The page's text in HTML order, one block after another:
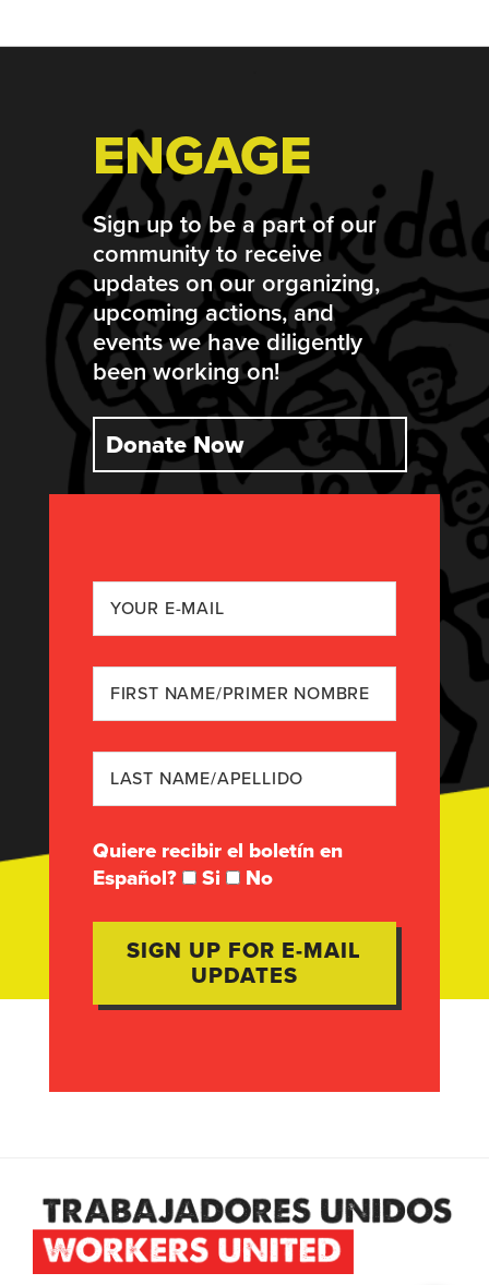
ENGAGE
Sign up to be a part of our
community to receive
updates on our organizing,
upcoming actions, and
events we have diligently
been working on!
Donate Now
Quiere recibir el boletín en
Español?
Si No